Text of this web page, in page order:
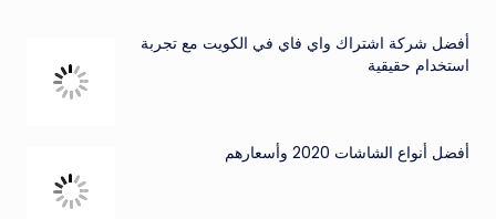
أفضل شركة اشتراك واي فاي في الكويت مع تجربة
استخدام حقيقية
أفضل أنواع الشاشات 2020 وأسعارهم